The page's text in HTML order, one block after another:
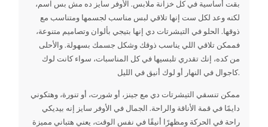
بقت أساسية في كل خزانة ملابس. الأوفر سايز ده مش بس اسم،
لكنه وعد لكل ست إنها تلاقي لبس مناسب لجسمها ومتناسب مع
ذوقها. الحلو في التيشرتات دي إنها بتيجي بألوان وتصاميم متنوعة،
فممكن تلاقي اللي يناسب ذوقك وشكل جسمك بسهولة. والأحلى
من كده، إنك تقدري تلبسيها في كل المناسبات، سواء كانت لوك
كاجوال في النهار أو لوك أنيق في الليل.
ممكن تنسقي التيشرتات دي مع جينز، أو شورت، أو تنورة، وهتكوني
دايمًا في قمة الأناقة والراحة. الجمال في الأوفر سايز إنه بيديكي
راحة في الحركة ومظهرًا أنيقًا في نفس الوقت، يعني هتباني مميزة